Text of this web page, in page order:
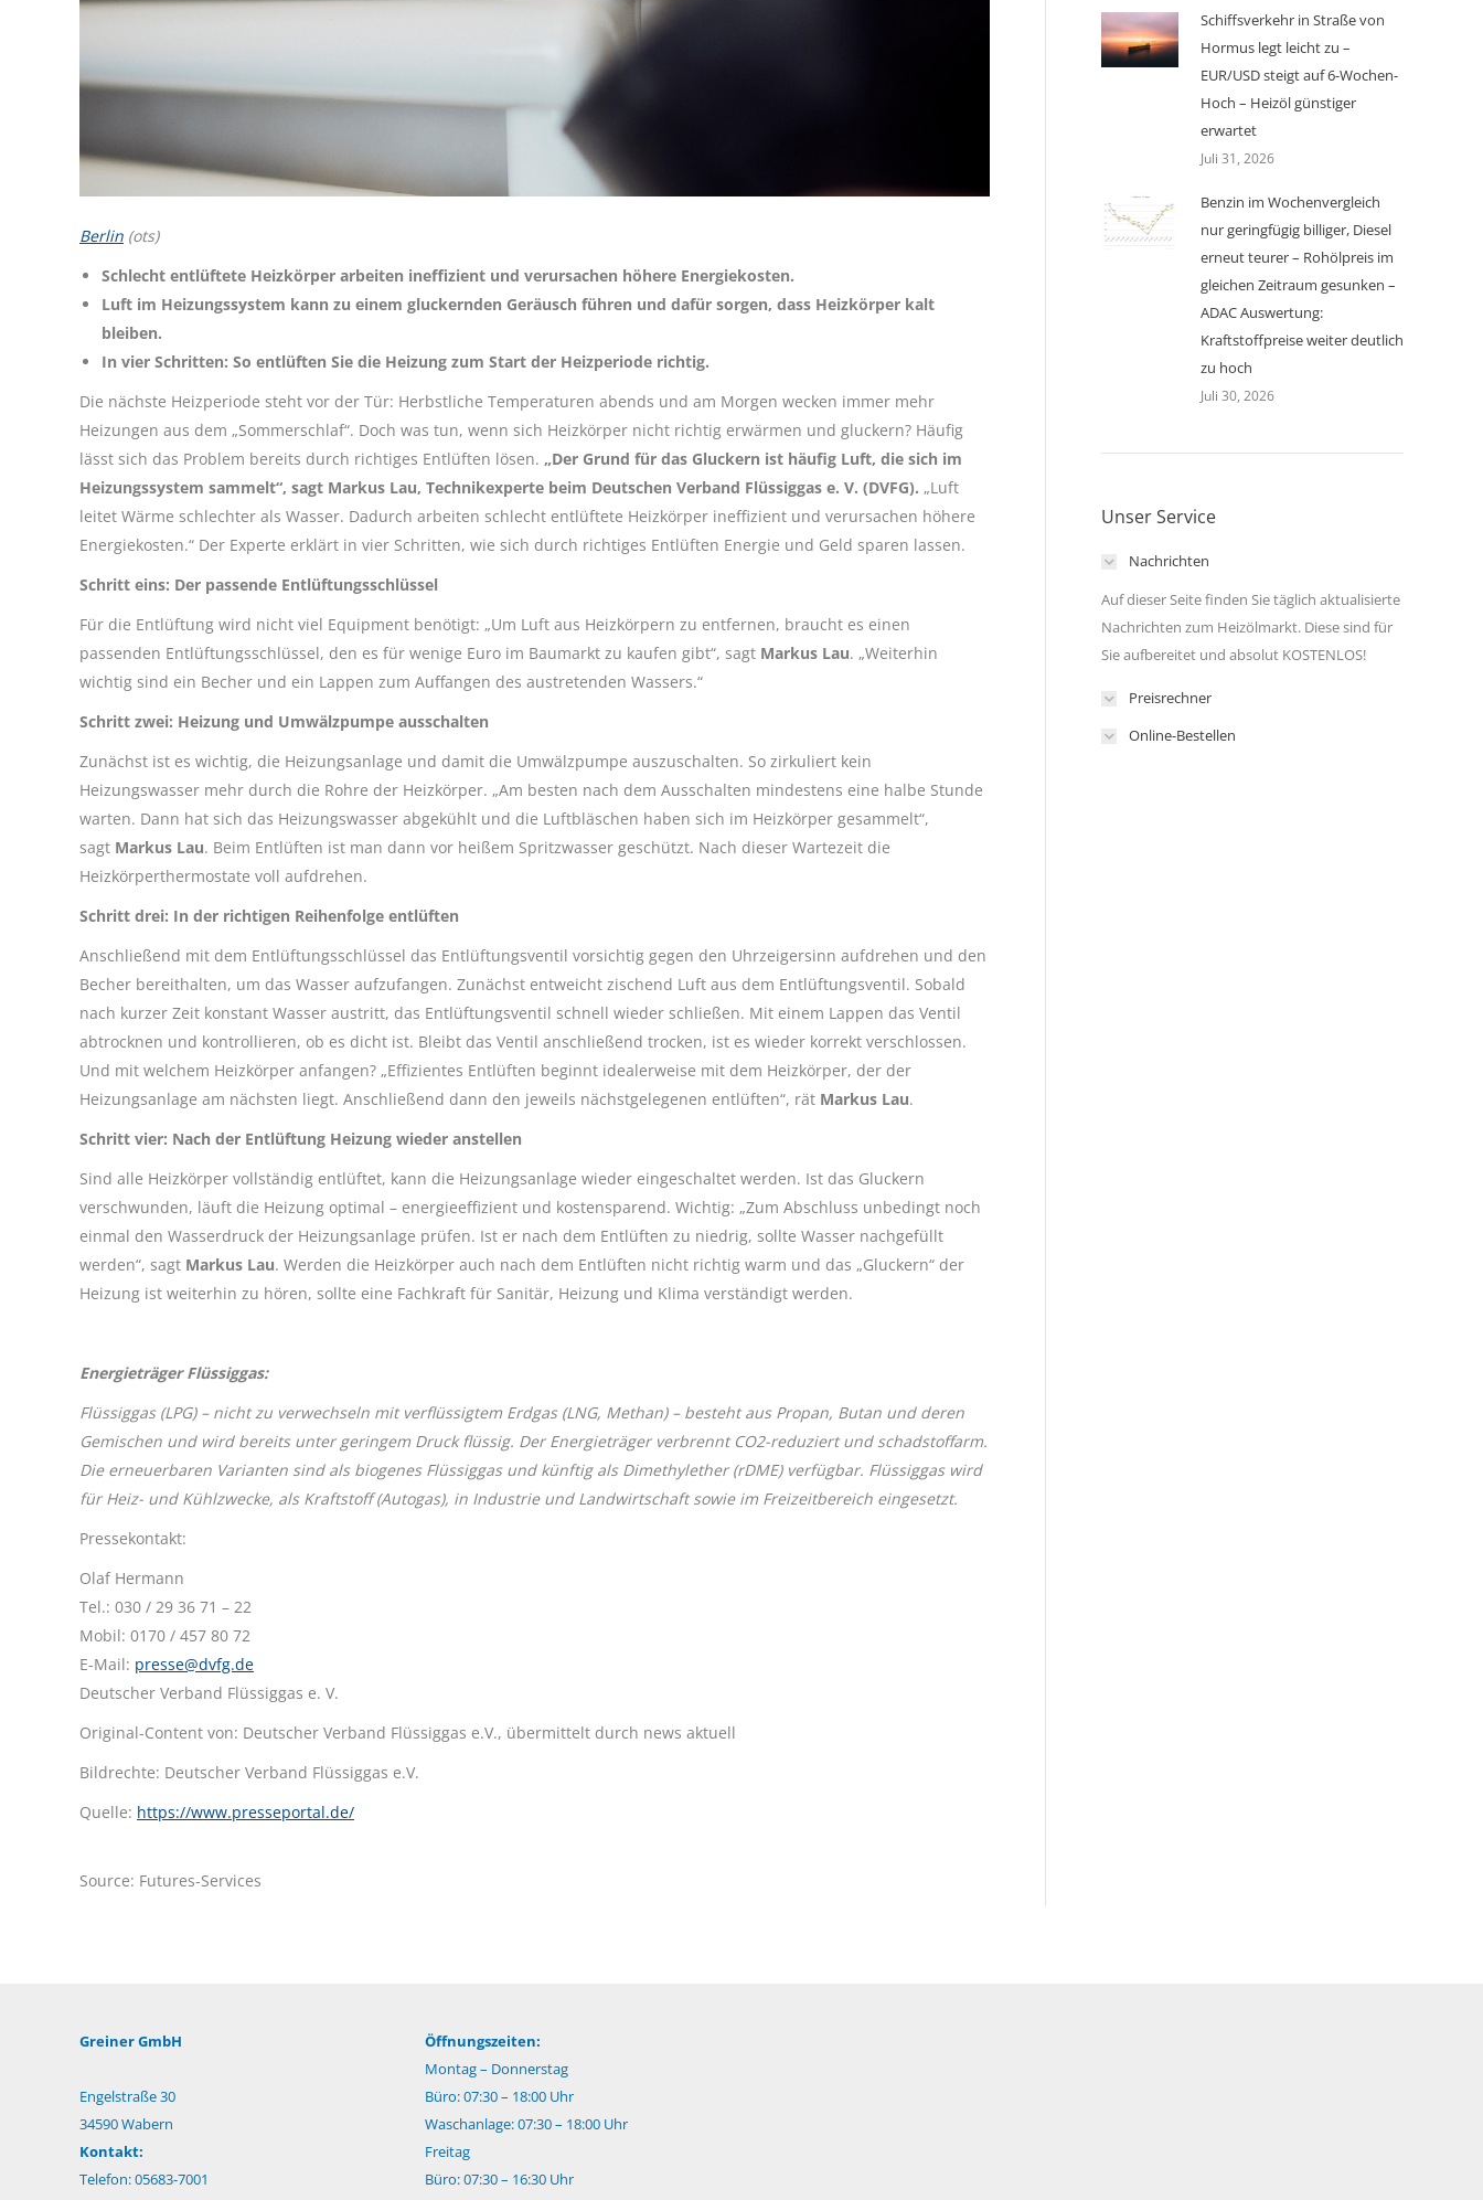
Berlin (ots)
Schlecht entlüftete Heizkörper arbeiten ineffizient und verursachen höhere Energiekosten.
Luft im Heizungssystem kann zu einem gluckernden Geräusch führen und dafür sorgen, dass Heizkörper kalt
bleiben.
In vier Schritten: So entlüften Sie die Heizung zum Start der Heizperiode richtig.
Die nächste Heizperiode steht vor der Tür: Herbstliche Temperaturen abends und am Morgen wecken immer mehr
Heizungen aus dem „Sommerschlaf“. Doch was tun, wenn sich Heizkörper nicht richtig erwärmen und gluckern? Häufig
lässt sich das Problem bereits durch richtiges Entlüften lösen. „Der Grund für das Gluckern ist häufig Luft, die sich im
Heizungssystem sammelt“, sagt Markus Lau, Technikexperte beim Deutschen Verband Flüssiggas e. V. (DVFG). „Luft
leitet Wärme schlechter als Wasser. Dadurch arbeiten schlecht entlüftete Heizkörper ineffizient und verursachen höhere
Energiekosten.“ Der Experte erklärt in vier Schritten, wie sich durch richtiges Entlüften Energie und Geld sparen lassen.
Schritt eins: Der passende Entlüftungsschlüssel
Für die Entlüftung wird nicht viel Equipment benötigt: „Um Luft aus Heizkörpern zu entfernen, braucht es einen
passenden Entlüftungsschlüssel, den es für wenige Euro im Baumarkt zu kaufen gibt“, sagt Markus Lau. „Weiterhin
wichtig sind ein Becher und ein Lappen zum Auffangen des austretenden Wassers.“
Schritt zwei: Heizung und Umwälzpumpe ausschalten
Zunächst ist es wichtig, die Heizungsanlage und damit die Umwälzpumpe auszuschalten. So zirkuliert kein
Heizungswasser mehr durch die Rohre der Heizkörper. „Am besten nach dem Ausschalten mindestens eine halbe Stunde
warten. Dann hat sich das Heizungswasser abgekühlt und die Luftbläschen haben sich im Heizkörper gesammelt“,
sagt Markus Lau. Beim Entlüften ist man dann vor heißem Spritzwasser geschützt. Nach dieser Wartezeit die
Heizkörperthermostate voll aufdrehen.
Schritt drei: In der richtigen Reihenfolge entlüften
Anschließend mit dem Entlüftungsschlüssel das Entlüftungsventil vorsichtig gegen den Uhrzeigersinn aufdrehen und den
Becher bereithalten, um das Wasser aufzufangen. Zunächst entweicht zischend Luft aus dem Entlüftungsventil. Sobald
nach kurzer Zeit konstant Wasser austritt, das Entlüftungsventil schnell wieder schließen. Mit einem Lappen das Ventil
abtrocknen und kontrollieren, ob es dicht ist. Bleibt das Ventil anschließend trocken, ist es wieder korrekt verschlossen.
Und mit welchem Heizkörper anfangen? „Effizientes Entlüften beginnt idealerweise mit dem Heizkörper, der der
Heizungsanlage am nächsten liegt. Anschließend dann den jeweils nächstgelegenen entlüften“, rät Markus Lau.
Schritt vier: Nach der Entlüftung Heizung wieder anstellen
Sind alle Heizkörper vollständig entlüftet, kann die Heizungsanlage wieder eingeschaltet werden. Ist das Gluckern
verschwunden, läuft die Heizung optimal – energieeffizient und kostensparend. Wichtig: „Zum Abschluss unbedingt noch
einmal den Wasserdruck der Heizungsanlage prüfen. Ist er nach dem Entlüften zu niedrig, sollte Wasser nachgefüllt
werden“, sagt Markus Lau. Werden die Heizkörper auch nach dem Entlüften nicht richtig warm und das „Gluckern“ der
Heizung ist weiterhin zu hören, sollte eine Fachkraft für Sanitär, Heizung und Klima verständigt werden.
Energieträger Flüssiggas:
Flüssiggas (LPG) – nicht zu verwechseln mit verflüssigtem Erdgas (LNG, Methan) – besteht aus Propan, Butan und deren
Gemischen und wird bereits unter geringem Druck flüssig. Der Energieträger verbrennt CO2-reduziert und schadstoffarm.
Die erneuerbaren Varianten sind als biogenes Flüssiggas und künftig als Dimethylether (rDME) verfügbar. Flüssiggas wird
für Heiz- und Kühlzwecke, als Kraftstoff (Autogas), in Industrie und Landwirtschaft sowie im Freizeitbereich eingesetzt.
Pressekontakt:
Olaf Hermann
Tel.: 030 / 29 36 71 – 22
Mobil: 0170 / 457 80 72
E-Mail: presse@dvfg.de
Deutscher Verband Flüssiggas e. V.
Original-Content von: Deutscher Verband Flüssiggas e.V., übermittelt durch news aktuell
Bildrechte: Deutscher Verband Flüssiggas e.V.
Quelle: https://www.presseportal.de/
Source: Futures-Services
Schiffsverkehr in Straße von
Hormus legt leicht zu –
EUR/USD steigt auf 6-Wochen-
Hoch – Heizöl günstiger
erwartet
Juli 31, 2026
Benzin im Wochenvergleich
nur geringfügig billiger, Diesel
erneut teurer – Rohölpreis im
gleichen Zeitraum gesunken –
ADAC Auswertung:
Kraftstoffpreise weiter deutlich
zu hoch
Juli 30, 2026
Unser Service
Nachrichten
Auf dieser Seite finden Sie täglich aktualisierte
Nachrichten zum Heizölmarkt. Diese sind für
Sie aufbereitet und absolut KOSTENLOS!
Preisrechner
Online-Bestellen
Greiner GmbH
Engelstraße 30
34590 Wabern
Kontakt:
Telefon: 05683-7001
Öffnungszeiten:
Montag – Donnerstag
Büro: 07:30 – 18:00 Uhr
Waschanlage: 07:30 – 18:00 Uhr
Freitag
Büro: 07:30 – 16:30 Uhr